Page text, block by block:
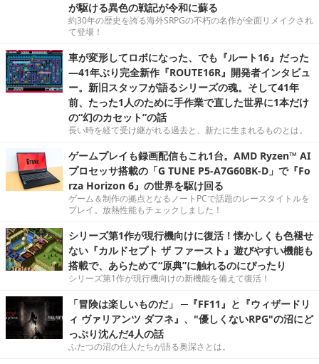
が駆ける異色の戦記が令和に蘇る
約30年の歴史を誇る海外SRPGの不朽の名作が全面リメイクされ
て登場！
車が変形してロボになった、でも『ルート16』だった
―41年ぶり完全新作『ROUTE16R』開発者インタビュ
ー。新旧スタッフが語るシリーズの魂。そして41年
前、たった1人のために手作業で直した世界に1本だけ
の“幻のカセット”の話
長い時を経て受け継がれる過去と、新たに生まれるものとは。
ゲームプレイも録画配信もこれ1台。AMD Ryzen™ AI
プロセッサ搭載の「G TUNE P5-A7G60BK-D」で『Fo
rza Horizon 6』の世界を駆け回る
ゲーム＆制作の拠点となるノートPCで話題のレースタイトルを
プレイ。放熱性能もチェックしました！
シリーズ第1作が現行機向けに復活！懐かしくも色褪せ
ない『カルドセプト ザ ファースト』遊びやすい機能も
搭載で、あらためて“原典”に触れるのにぴったり
シリーズ第1作が現行機向けの新機能を備えて復活！
「冒険は楽しいものだ」 ─『FF11』と『ウィザードリ
ィ ヴァリアンツ ダフネ』、"優しくないRPG"の沼にど
っぷり沈んだ4人の話
ふたつの沼の住人たちが語る奥深さとは。